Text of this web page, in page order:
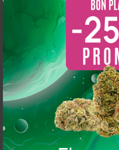
So CBD
5.0
Basé sur 216 avis
powered byG og e
Thomas Arper
2 years ago
Magasin au top,
N'hésitez pas à y